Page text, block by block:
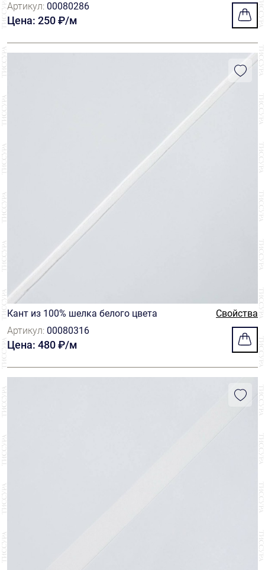
Артикул: 00080286
Цена: 250 ₽/м
Кант из 100% шелка белого цвета
Свойства
Артикул: 00080316
Цена: 480 ₽/м